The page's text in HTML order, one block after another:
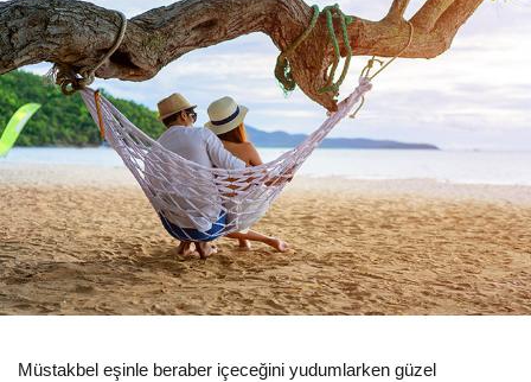
Müstakbel eşinle beraber içeceğini yudumlarken güzel